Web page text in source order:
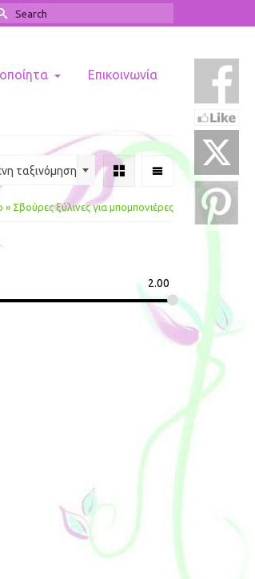
Επικοινωνία
ταξινόμηση
» Σβούρες ξύλινες για μπομπονιέρες
2.00